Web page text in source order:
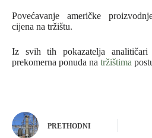
Povećavanje američke
cijena na tržištu.
Iz svih tih pokazatelja
prekomerna ponuda na tržištima
PRETHODNI